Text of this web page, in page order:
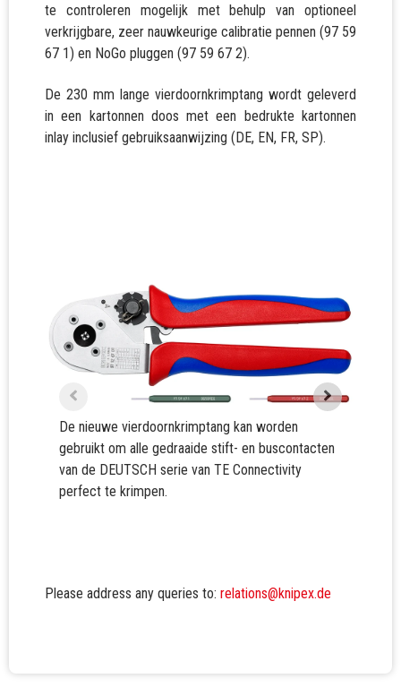
te controleren mogelijk met behulp van optioneel
verkrijgbare, zeer nauwkeurige calibratie pennen (97 59
67 1) en NoGo pluggen (97 59 67 2).
De 230 mm lange vierdoornkrimptang wordt geleverd
in een kartonnen doos met een bedrukte kartonnen
inlay inclusief gebruiksaanwijzing (DE, EN, FR, SP).
De nieuwe vierdoornkrimptang kan worden
gebruikt om alle gedraaide stift- en buscontacten
van de DEUTSCH serie van TE Connectivity
perfect te krimpen.
Please address any queries to: relations@knipex.de